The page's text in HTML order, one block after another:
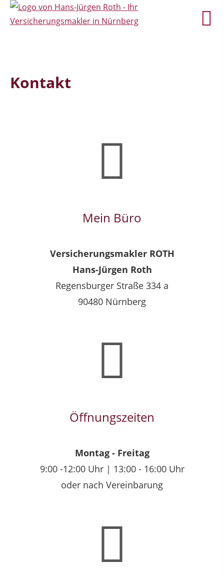
Kontakt
Mein Büro
Versicherungsmakler ROTH
Hans-Jürgen Roth
Regensburger Straße 334 a
90480 Nürnberg
Öffnungszeiten
Montag - Freitag
9:00 -12:00 Uhr | 13:00 - 16:00 Uhr
oder nach Vereinbarung